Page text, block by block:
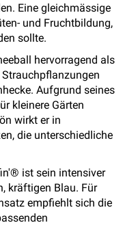
Eine gleichmässige
und Fruchtbildung,
sollte.
hervorragend als
Aufgrund seines
kleinere Gärten
wirkt er in
die unterschiedliche
ist sein intensiver
kräftigen Blau. Für
empfiehlt sich die